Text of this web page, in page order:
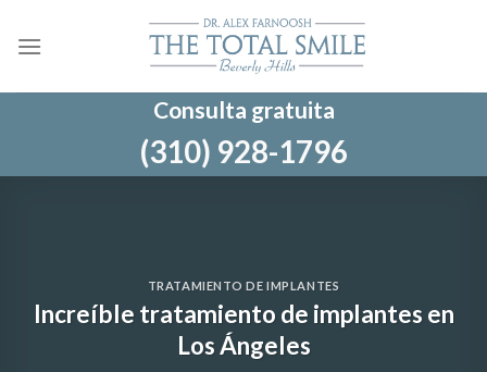
Consulta gratuita
(310) 928-1796
TRATAMIENTO DE IMPLANTES
Increíble tratamiento de implantes en
Los Ángeles